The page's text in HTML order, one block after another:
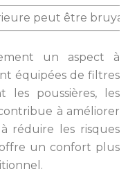
peut être
un aspect à
équipées de filtres
les poussières, les
à améliorer
réduire les risques
offre un confort plus